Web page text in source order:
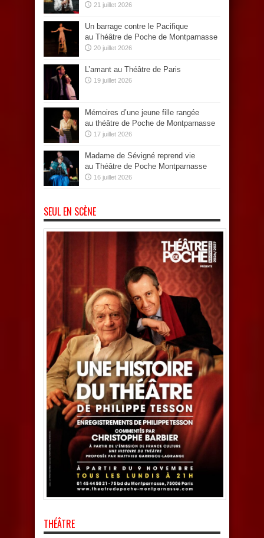
21 juillet 2026
Un barrage contre le Pacifique
au Théâtre de Poche de Montparnasse
20 juillet 2026
L’amant au Théâtre de Paris
19 juillet 2026
Mémoires d’une jeune fille rangée
au théâtre de Poche de Montparnasse
17 juillet 2026
Madame de Sévigné reprend vie
au Théâtre de Poche Montparnasse
16 juillet 2026
SEUL EN SCÈNE
THÉÂTRE